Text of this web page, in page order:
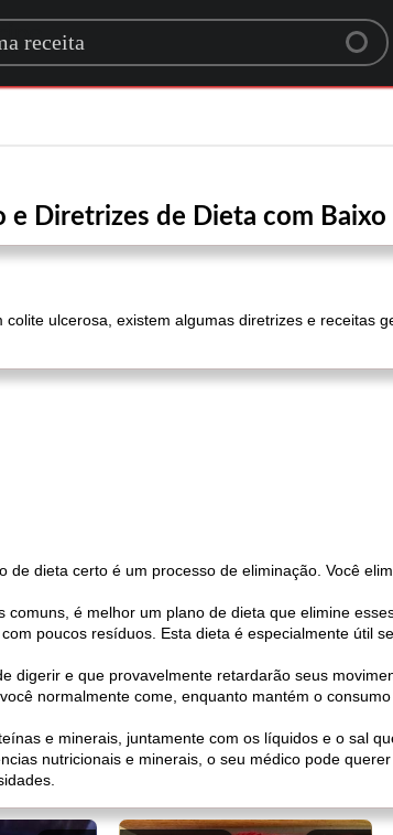
e Diretrizes de Dieta com Baixo
ulcerosa, existem algumas diretrizes e receitas
dieta certo é um processo de eliminação. Você
é melhor um plano de dieta que elimine
poucos resíduos. Esta dieta é especialmente útil
digerir e que provavelmente retardarão seus
normalmente come, enquanto mantém o
e minerais, juntamente com os líquidos e o sal
nutricionais e minerais, o seu médico pode